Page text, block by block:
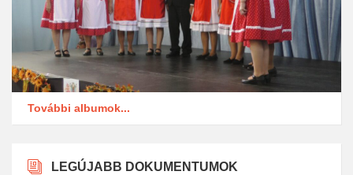
További albumok...
LEGÚJABB DOKUMENTUMOK